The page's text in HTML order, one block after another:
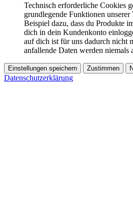
Technisch erforderliche Cookies
grundlegende Funktionen unserer
Beispiel dazu, dass du Produkte
dich in dein Kundenkonto
auf dich ist für uns dadurch nicht
anfallende Daten werden niemals
Einstellungen speichern Zustimmen
Datenschutzerklärung